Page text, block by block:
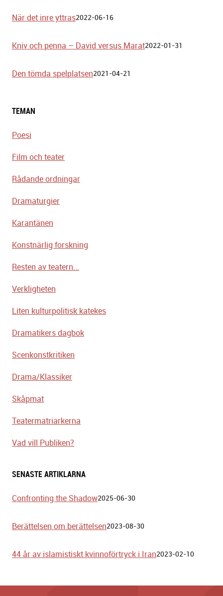
När det inre yttras2022-06-16
Kniv och penna – David versus Marat2022-01-31
Den tömda spelplatsen2021-04-21
TEMAN
Poesi
Film och teater
Rådande ordningar
Dramaturgier
Karantänen
Konstnärlig forskning
Resten av teatern...
Verkligheten
Liten kulturpolitisk katekes
Dramatikers dagbok
Scenkonstkritiken
Drama/Klassiker
Skåpmat
Teatermatriarkerna
Vad vill Publiken?
SENASTE ARTIKLARNA
Confronting the Shadow2025-06-30
Berättelsen om berättelsen2023-08-30
44 år av islamistiskt kvinnoförtryck i Iran2023-02-10